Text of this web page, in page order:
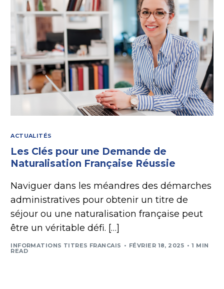
ACTUALITÉS
Les Clés pour une Demande de
Naturalisation Française Réussie
Naviguer dans les méandres des démarches
administratives pour obtenir un titre de
séjour ou une naturalisation française peut
être un véritable défi. […]
INFORMATIONS TITRES FRANCAIS FÉVRIER 18, 2025 1 MIN
READ